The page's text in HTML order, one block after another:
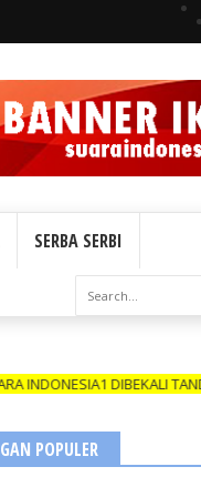
SERBA SERBI
DIBEKALI TANDA
POPULER